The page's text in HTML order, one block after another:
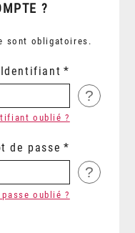
?
sont obligatoires.
Identifiant
?
oublié ?
de passe
?
oublié ?